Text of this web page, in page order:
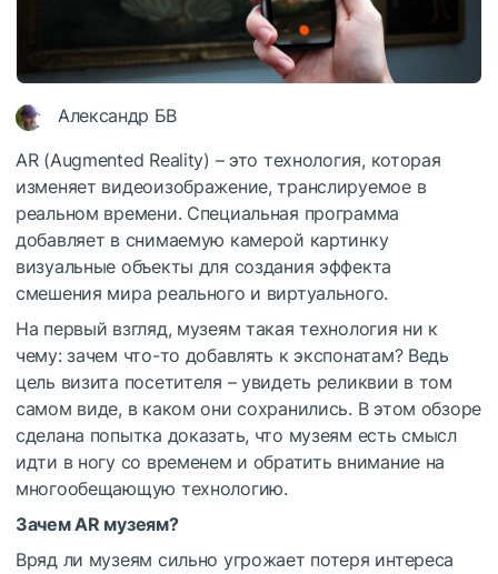
Александр БВ
AR (Augmented Reality) – это технология, которая
изменяет видеоизображение, транслируемое в
реальном времени. Специальная программа
добавляет в снимаемую камерой картинку
визуальные объекты для создания эффекта
смешения мира реального и виртуального.
На первый взгляд, музеям такая технология ни к
чему: зачем что-то добавлять к экспонатам? Ведь
цель визита посетителя – увидеть реликвии в том
самом виде, в каком они сохранились. В этом обзоре
сделана попытка доказать, что музеям есть смысл
идти в ногу со временем и обратить внимание на
многообещающую технологию.
Зачем AR музеям?
Вряд ли музеям сильно угрожает потеря интереса